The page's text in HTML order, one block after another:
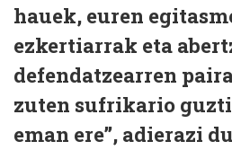
hauek, euren
ezkertiarrak eta
defendatzearren
zuten sufrikario
eman ere”, adierazi